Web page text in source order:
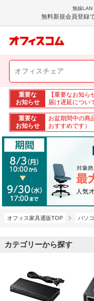
無線LAN
無料新規会員登録
重要な
お知らせ
【重要なお知
届け遅延につい
重要な
お知らせ
お盆期間中の商
おすすめです）
オフィス家具通販TOP パソ
カテゴリーから探す